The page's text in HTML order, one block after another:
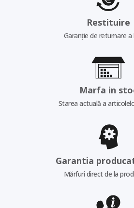
Restituire
Garanție de returnare a
Marfa in
Starea actuală a
Garantia
Mărfuri direct de la